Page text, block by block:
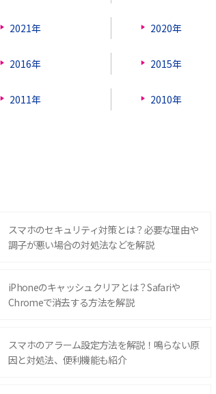
2021年 2020年
2016年 2015年
2011年 2010年
スマホのセキュリティ対策とは？必要な理由や
調子が悪い場合の対処法などを解説
iPhoneのキャッシュクリアとは？Safariや
Chromeで消去する方法を解説
スマホのアラーム設定方法を解説！鳴らない原
因と対処法、便利機能も紹介